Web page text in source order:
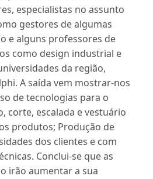
especialistas no assunto
gestores de algumas
e alguns professores de
como design industrial e
da região,
A saída vem mostrar-nos
de tecnologias para o
corte, escalada e vestuário
produtos; Produção de
dos clientes e com
Conclui-se que as
irão aumentar a sua